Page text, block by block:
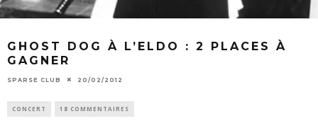
GHOST DOG À L’ELDO : 2 PLACES À
GAGNER
SPARSE CLUB 20/02/2012
CONCERT 18 COMMENTAIRES